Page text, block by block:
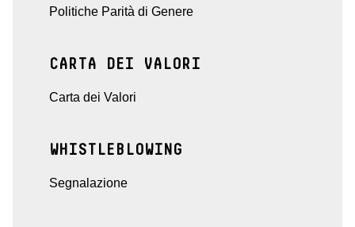
Politiche Parità di Genere
CARTA DEI VALORI
Carta dei Valori
WHISTLEBLOWING
Segnalazione